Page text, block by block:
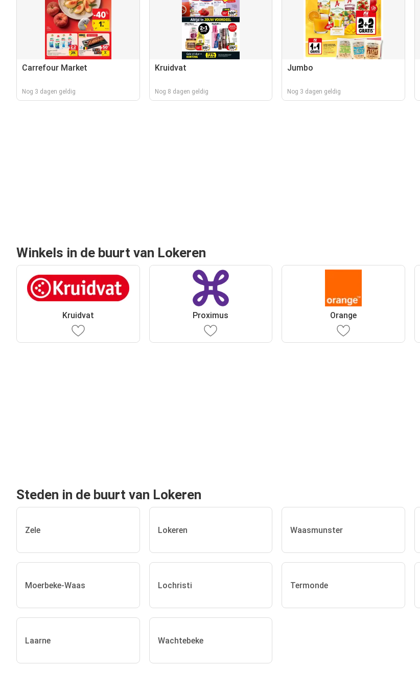
Carrefour Market
Nog 3 dagen geldig
Kruidvat
Nog 8 dagen geldig
Jumbo
Nog 3 dagen geldig
Winkels in de buurt van Lokeren
Kruidvat Proximus Orange
Steden in de buurt van Lokeren
Zele Lokeren Waasmunster
Moerbeke-Waas Lochristi Termonde
Laarne Wachtebeke